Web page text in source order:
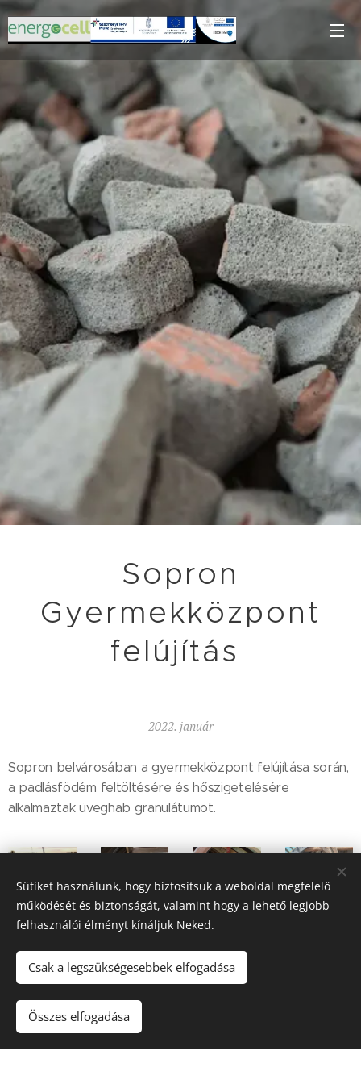
Sopron
Gyermekközpont
felújítás
2022. január
Sopron belvárosában a gyermekközpont felújítása során,
a padlásfödém feltöltésére és hőszigetelésére
alkalmaztak üveghab granulátumot.
Sütiket használunk, hogy biztosítsuk a weboldal megfelelő
működését és biztonságát, valamint hogy a lehető legjobb
felhasználói élményt kínáljuk Neked.
Csak a legszükségesebbek elfogadása
Összes elfogadása